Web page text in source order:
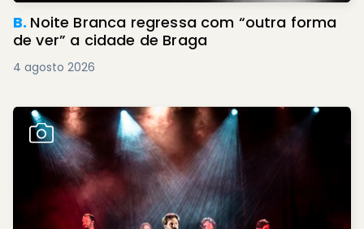
B. Noite Branca regressa com “outra forma
de ver” a cidade de Braga
4 agosto 2026